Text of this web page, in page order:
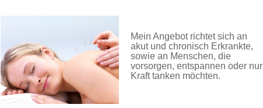
Mein Angebot richtet sich an
akut und chronisch Erkrankte,
sowie an Menschen, die
vorsorgen, entspannen oder nur
Kraft tanken möchten.